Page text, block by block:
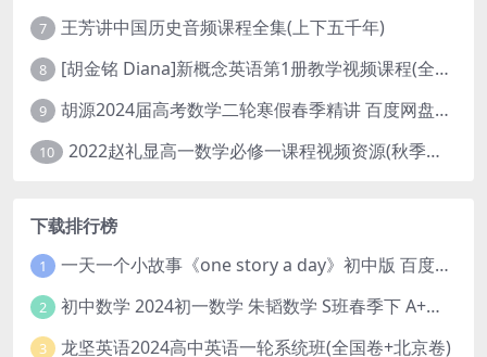
7 王芳讲中国历史音频课程全集(上下五千年)
8 [胡金铭 Diana]新概念英语第1册教学视频课程(全集 百度网盘下载)
9 胡源2024届高考数学二轮寒假春季精讲 百度网盘分享
10 2022赵礼显高一数学必修一课程视频资源(秋季班 含讲义)百度网盘云
下载排行榜
1 一天一个小故事《one story a day》初中版 百度网盘分享下载
2 初中数学 2024初一数学 朱韬数学 S班春季下 A+班春季下 百度云网盘
3 龙坚英语2024高中英语一轮系统班(全国卷+北京卷)